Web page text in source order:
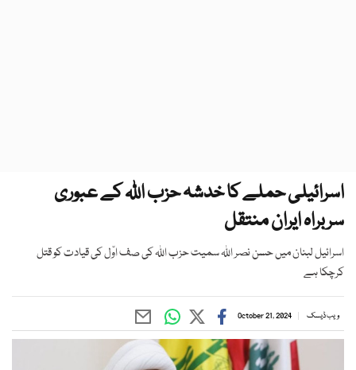
اسرائیلی حملے کا خدشہ حزب اللہ کے عبوری
سربراہ ایران منتقل
اسرائیل لبنان میں حسن نصر اللہ سمیت حزب اللہ کی صف اوّل کی قیادت کو قتل
کرچکا ہے
ویب ڈیسک October 21, 2024